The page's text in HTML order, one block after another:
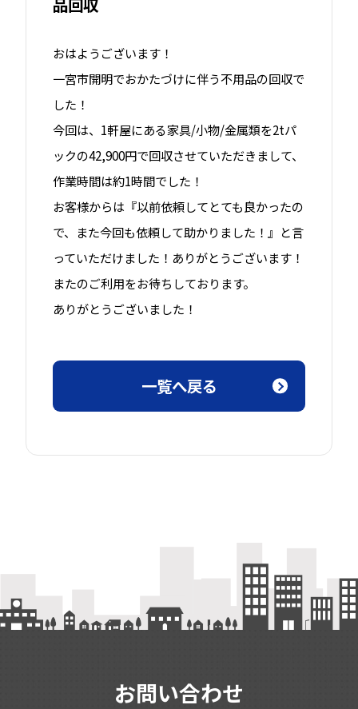
おはようございます！
一宮市開明でおかたづけに伴う不用品の回収で
した！
今回は、1軒屋にある家具/小物/金属類を2tパ
ックの42,900円で回収させていただきまして、
作業時間は約1時間でした！
お客様からは『以前依頼してとても良かったの
で、また今回も依頼して助かりました！』と言
っていただけました！ありがとうございます！
またのご利用をお待ちしております。
ありがとうございました！
一覧へ戻る
お問い合わせ